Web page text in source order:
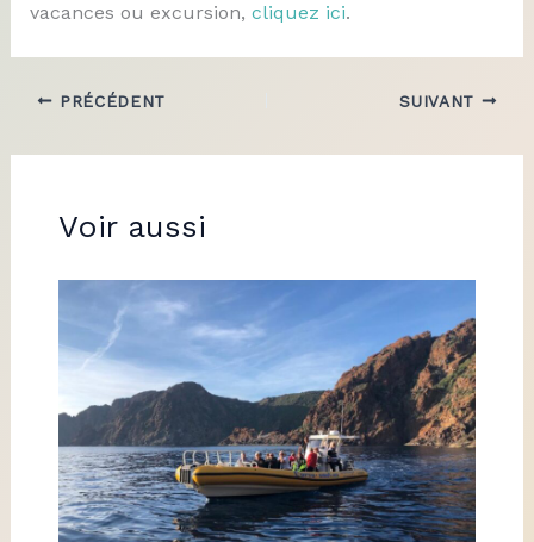
vacances ou excursion, cliquez ici.
PRÉCÉDENT SUIVANT
Voir aussi